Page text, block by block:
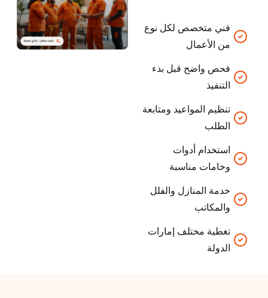
فني متخصص لكل نوع
من الأعمال
فحص واضح قبل بدء
التنفيذ
تنظيم المواعيد ومتابعة
الطلب
استخدام أدوات
وخامات مناسبة
خدمة المنازل والفلل
والمكاتب
تغطية مختلف إمارات
الدولة